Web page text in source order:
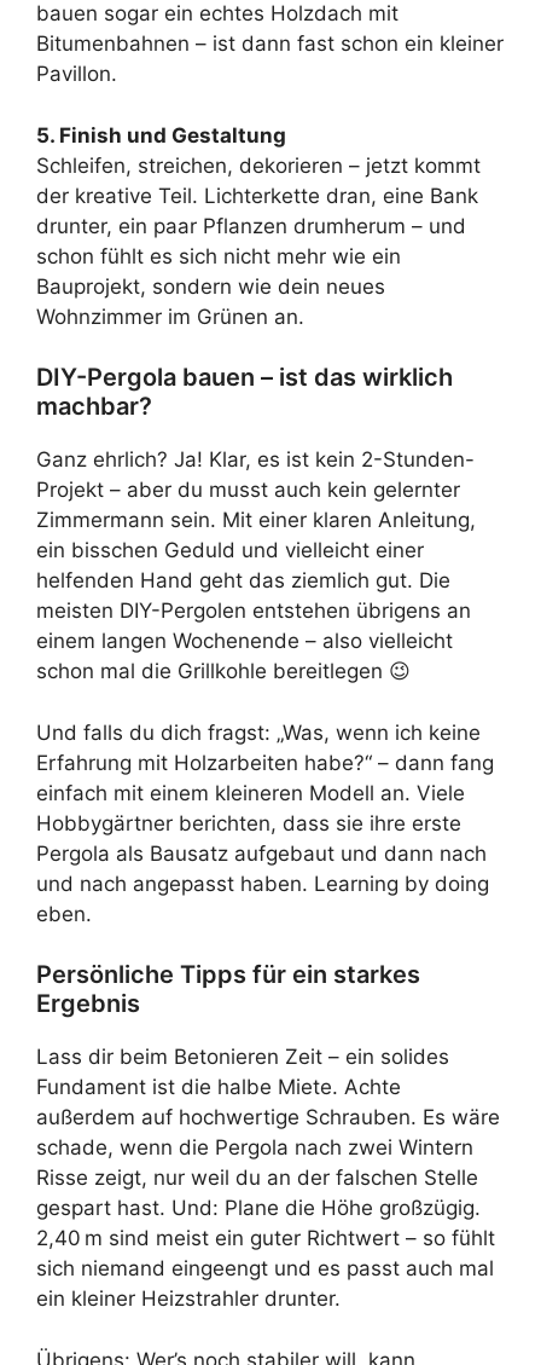
bauen sogar ein echtes Holzdach mit
Bitumenbahnen – ist dann fast schon ein kleiner
Pavillon.
5. Finish und Gestaltung
Schleifen, streichen, dekorieren – jetzt kommt
der kreative Teil. Lichterkette dran, eine Bank
drunter, ein paar Pflanzen drumherum – und
schon fühlt es sich nicht mehr wie ein
Bauprojekt, sondern wie dein neues
Wohnzimmer im Grünen an.
DIY-Pergola bauen – ist das wirklich
machbar?
Ganz ehrlich? Ja! Klar, es ist kein 2-Stunden-
Projekt – aber du musst auch kein gelernter
Zimmermann sein. Mit einer klaren Anleitung,
ein bisschen Geduld und vielleicht einer
helfenden Hand geht das ziemlich gut. Die
meisten DIY-Pergolen entstehen übrigens an
einem langen Wochenende – also vielleicht
schon mal die Grillkohle bereitlegen 😉
Und falls du dich fragst: „Was, wenn ich keine
Erfahrung mit Holzarbeiten habe?“ – dann fang
einfach mit einem kleineren Modell an. Viele
Hobbygärtner berichten, dass sie ihre erste
Pergola als Bausatz aufgebaut und dann nach
und nach angepasst haben. Learning by doing
eben.
Persönliche Tipps für ein starkes
Ergebnis
Lass dir beim Betonieren Zeit – ein solides
Fundament ist die halbe Miete. Achte
außerdem auf hochwertige Schrauben. Es wäre
schade, wenn die Pergola nach zwei Wintern
Risse zeigt, nur weil du an der falschen Stelle
gespart hast. Und: Plane die Höhe großzügig.
2,40 m sind meist ein guter Richtwert – so fühlt
sich niemand eingeengt und es passt auch mal
ein kleiner Heizstrahler drunter.
Übrigens: Wer’s noch stabiler will, kann